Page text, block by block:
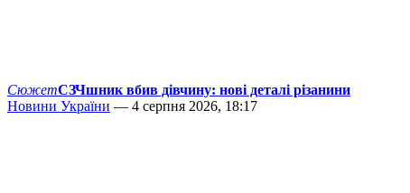
СюжетСЗЧшник вбив дівчину: нові деталі різанини
Новини України — 4 серпня 2026, 18:17